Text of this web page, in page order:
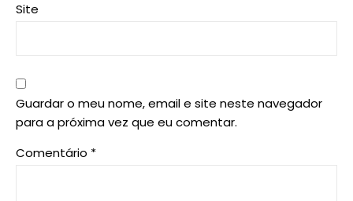
Site
Guardar o meu nome, email e site neste navegador
para a próxima vez que eu comentar.
Comentário *